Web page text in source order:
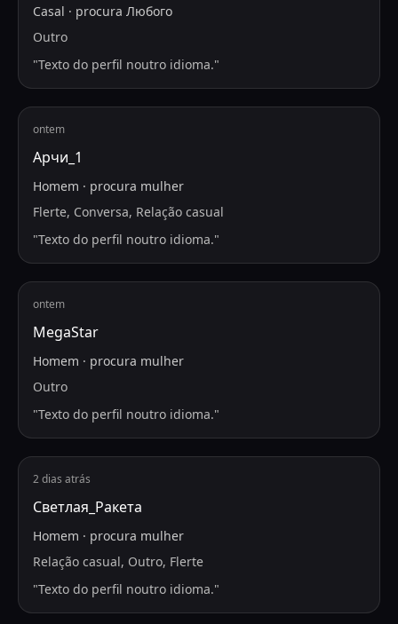
Casal · procura Любого
Outro
"Texto do perfil noutro idioma."
ontem
Арчи_1
Homem · procura mulher
Flerte, Conversa, Relação casual
"Texto do perfil noutro idioma."
ontem
MegaStar
Homem · procura mulher
Outro
"Texto do perfil noutro idioma."
2 dias atrás
Светлая_Ракета
Homem · procura mulher
Relação casual, Outro, Flerte
"Texto do perfil noutro idioma."